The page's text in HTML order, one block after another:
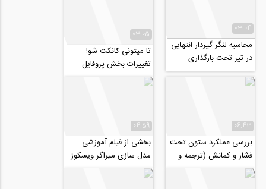
03:04
محاسبه لنگر گیردار انتهایی
در تیر تحت بارگذاری
ذوزنقه ای (ترجمه و دوبله
احتصاصی...
03:05
تا میتونی کانکت شو!
تغییرات بخش پروفایل
اضافه شدن امتیازات...
06:43
بررسی عملکرد ستون تحت
فشار و کمانش (ترجمه و
دوبله اختصاصی موسسه
۸۰۸)
04:59
بخشی از فیلم آموزشی
مدل سازی میراگر ویسکوز
در نرم افزار Perform3D